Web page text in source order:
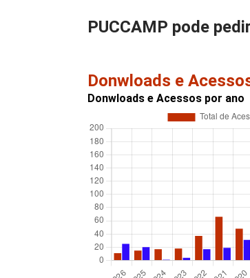
PUCCAMP pode
Donwloads e
Donwloads e Acessos por ano